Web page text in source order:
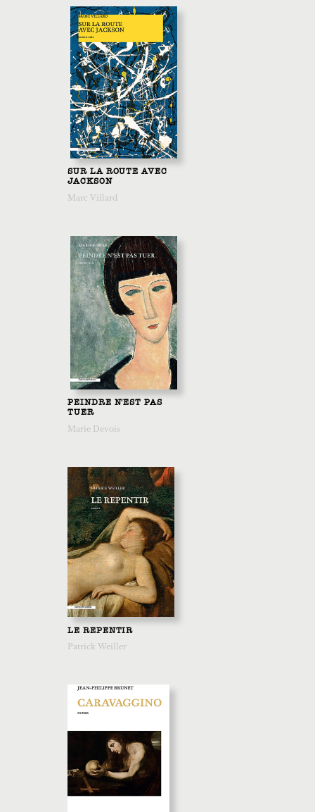
SUR LA ROUTE AVEC
JACKSON
Marc Villard
PEINDRE N'EST PAS
TUER
Marie Devois
LE REPENTIR
Patrick Weiller